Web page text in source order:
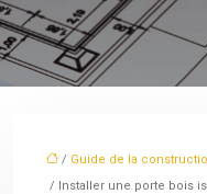
/ Guide de la
/ Installer une porte bois